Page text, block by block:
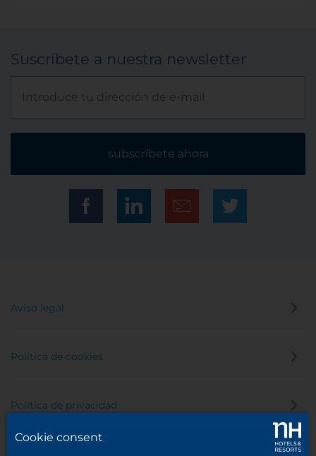
Suscríbete a nuestra newsletter
subscríbete ahora
Aviso legal
Política de cookies
Política de privacidad
Cookie consent